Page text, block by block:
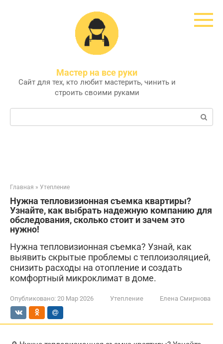
Мастер на все руки
Сайт для тех, кто любит мастерить, чинить и
строить своими руками
Поиск:
Главная » Утепление
Нужна тепловизионная съемка квартиры?
Узнайте, как выбрать надежную компанию для
обследования, сколько стоит и зачем это
нужно!
Нужна тепловизионная съемка? Узнай, как
выявить скрытые проблемы с теплоизоляцией,
снизить расходы на отопление и создать
комфортный микроклимат в доме.
Опубликовано: 20 Мар 2026 Утепление Елена Смирнова